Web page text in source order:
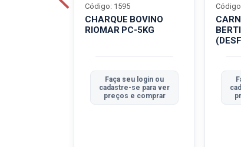
CHARQUE BOVINO
RIOMAR PC-5KG
Código: 1595
Faça seu login ou
cadastre-se para ver
preços e comprar